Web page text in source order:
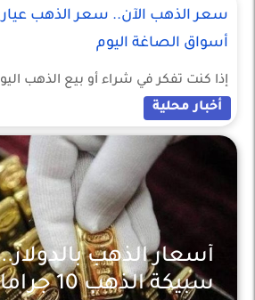
أسواق الصاغة اليوم
إذا كنت تفكر في شراء أو بيع الذهب
أخبار محلية
أسعار الذهب